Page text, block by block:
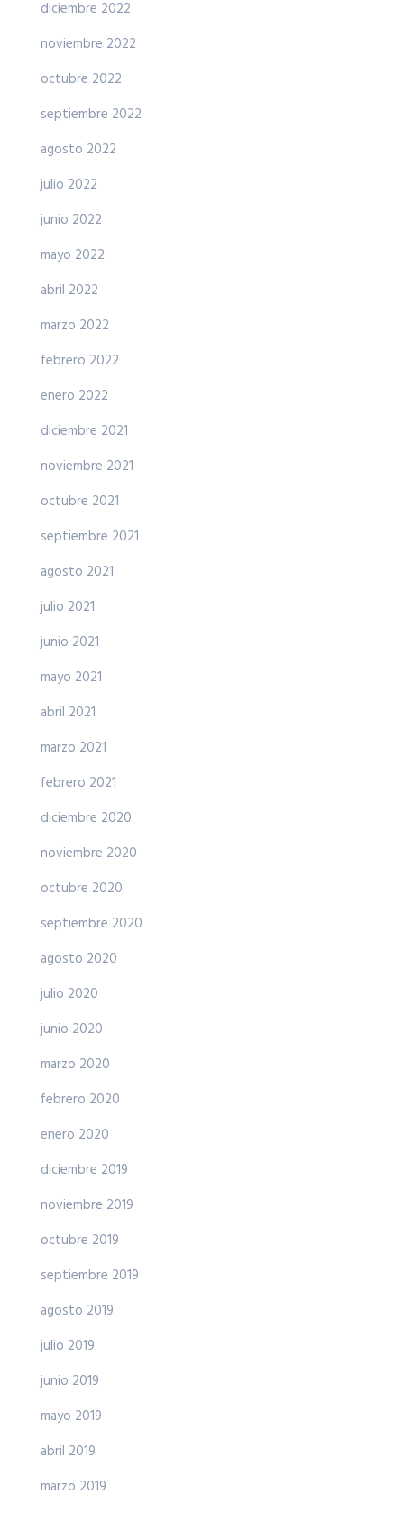
diciembre 2022
noviembre 2022
octubre 2022
septiembre 2022
agosto 2022
julio 2022
junio 2022
mayo 2022
abril 2022
marzo 2022
febrero 2022
enero 2022
diciembre 2021
noviembre 2021
octubre 2021
septiembre 2021
agosto 2021
julio 2021
junio 2021
mayo 2021
abril 2021
marzo 2021
febrero 2021
diciembre 2020
noviembre 2020
octubre 2020
septiembre 2020
agosto 2020
julio 2020
junio 2020
marzo 2020
febrero 2020
enero 2020
diciembre 2019
noviembre 2019
octubre 2019
septiembre 2019
agosto 2019
julio 2019
junio 2019
mayo 2019
abril 2019
marzo 2019